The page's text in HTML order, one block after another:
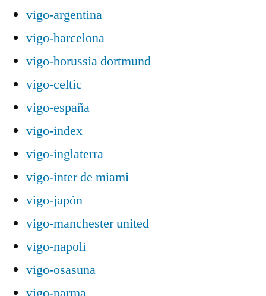
vigo-argentina
vigo-barcelona
vigo-borussia dortmund
vigo-celtic
vigo-españa
vigo-index
vigo-inglaterra
vigo-inter de miami
vigo-japón
vigo-manchester united
vigo-napoli
vigo-osasuna